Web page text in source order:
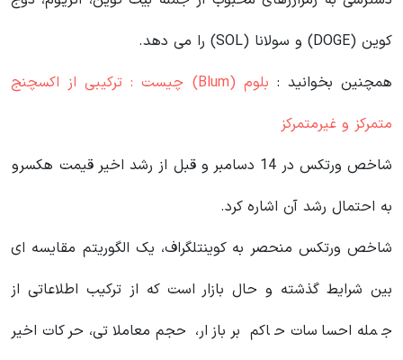
کوین (DOGE) و سولانا (SOL) را می دهد.
همچنین بخوانید :
بلوم (Blum) چیست : ترکیبی از اکسچنج
متمرکز و غیرمتمرکز
شاخص ورتکس در 14 دسامبر و قبل از رشد اخیر قیمت هکسرو
به احتمال رشد آن اشاره کرد.
شاخص ورتکس منحصر به کوینتلگراف، یک الگوریتم مقایسه ای
بین شرایط گذشته و حال بازار است که از ترکیب اطلاعاتی از
جمله احساسات حاکم بر بازار، حجم معاملاتی، حرکات اخیر